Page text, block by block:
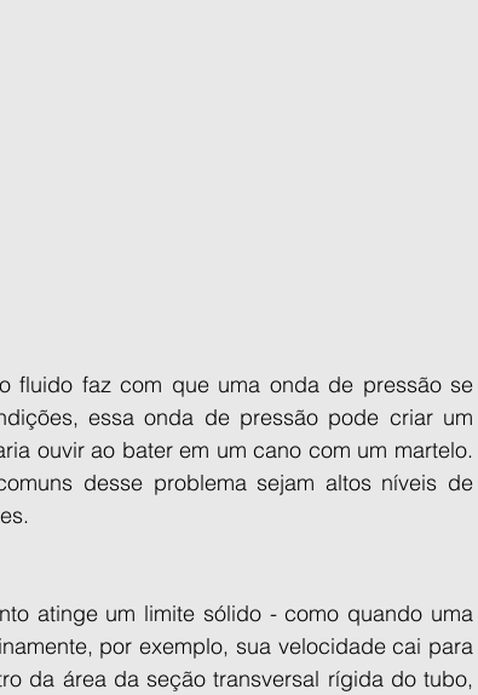
fluido faz com que uma onda de pressão se
essa onda de pressão pode criar um
ouvir ao bater em um cano com um martelo.
desse problema sejam altos níveis de
atinge um limite sólido - como quando uma
por exemplo, sua velocidade cai para
da área da seção transversal rígida do tubo,